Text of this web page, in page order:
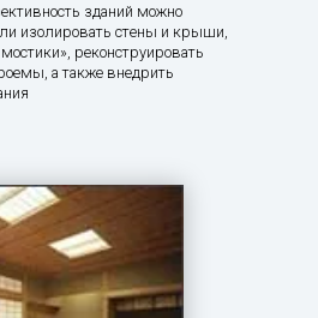
зданий можно
изолировать стены и крыши,
реконструировать
а также внедрить